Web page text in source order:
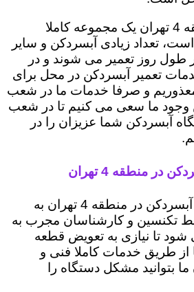
اما به دلیل آنکه منطقه 4 تهران یک مجموعه کاملا
تعداد زیادی آبسردکن و سایر
طول روز تعمیر می شوند و در
تعمیر آبسردکن در محل برای
و صرفا خدمات ما در شعب
وجود ما سعی می کنیم تا در شعب
دستگاه آبسردکن شما عزیزان را در
منطقه 4 تهران
تمامی خدمات تعمیر آبسردکن در منطقه 4 تهران به
و کارشناسان مجرب به
شود تا نیازی به تعویض قطعه
از طریق خدمات کاملا فنی و
بتوانید مشکل دستگاه را